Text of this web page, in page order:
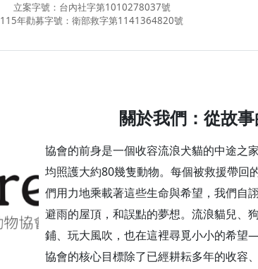
立案字號：台內社字第1010278037號
115年勸募字號：衛部救字第1141364820號
關於我們：從故
協會的前身是一個收容流浪犬貓的中途之
均照護大約80幾隻動物。每個被救援帶回
們用力地乘載著這些生命與希望，我們自
避雨的屋頂，和誤點的夢想。流浪貓兒、
鋪、玩大風吹，也在這裡尋覓小小的希望—
協會的核心目標除了已經耕耘多年的收容